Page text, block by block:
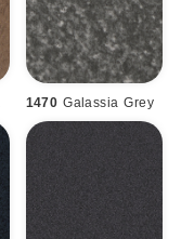
1470 Galassia Grey